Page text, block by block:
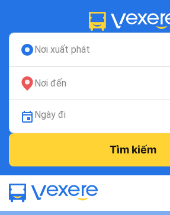
Nơi xuất phát
Nơi đến
Ngày đi
Tìm kiếm